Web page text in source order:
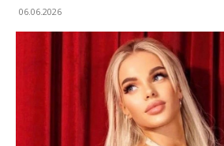
06.06.2026